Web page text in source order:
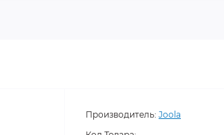
Производитель: Joola